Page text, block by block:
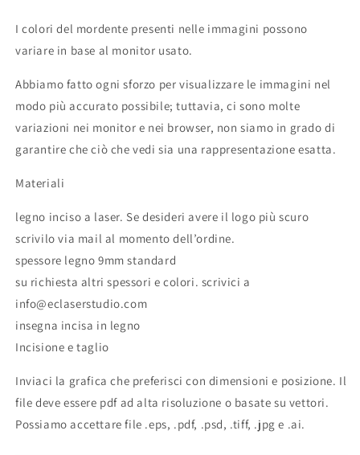
commerciale
creativo
/
commerciale
creativo
/
I colori del mordente presenti nelle immagini possono
variare in base al monitor usato.
Abbiamo fatto ogni sforzo per visualizzare le immagini nel
modo più accurato possibile; tuttavia, ci sono molte
variazioni nei monitor e nei browser, non siamo in grado di
garantire che ciò che vedi sia una rappresentazione esatta.
Materiali
legno inciso a laser. Se desideri avere il logo più scuro
scrivilo via mail al momento dell’ordine.
spessore legno 9mm standard
su richiesta altri spessori e colori. scrivici a
info@eclaserstudio.com
insegna incisa in legno
Incisione e taglio
Inviaci la grafica che preferisci con dimensioni e posizione. Il
file deve essere pdf ad alta risoluzione o basate su vettori.
Possiamo accettare file .eps, .pdf, .psd, .tiff, .jpg e .ai.